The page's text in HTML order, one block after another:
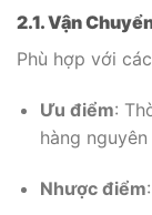
2.1. Vận
Phù hợp với
Ưu điểm:
hàng nguyên
Nhược điểm